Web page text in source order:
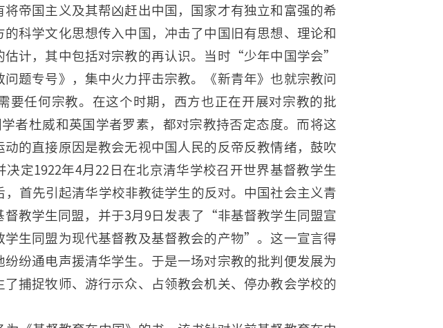
帝国主义及其帮凶赶出中国，国家才有独立和富强的希
科学文化思想传入中国，冲击了中国旧有思想、理论和
估计，其中包括对宗教的再认识。当时“少年中国学会”
题专号》，集中火力抨击宗教。《新青年》也就宗教问
要任何宗教。在这个时期，西方也正在开展对宗教的批
者杜威和英国学者罗素，都对宗教持否定态度。而将这
的直接原因是教会无视中国人民的反帝反教情绪，鼓吹
定1922年4月22日在北京清华学校召开世界基督教学生
，首先引起清华学校非教徒学生的反对。中国社会主义青
督教学生同盟，并于3月9日发表了“非基督教学生同盟宣
生同盟为现代基督教及基督教会的产物”。这一宣言得
纷通电声援清华学生。于是一场对宗教的批判便发展为
捕捉牧师、游行示众、占领教会机关、停办教会学校的